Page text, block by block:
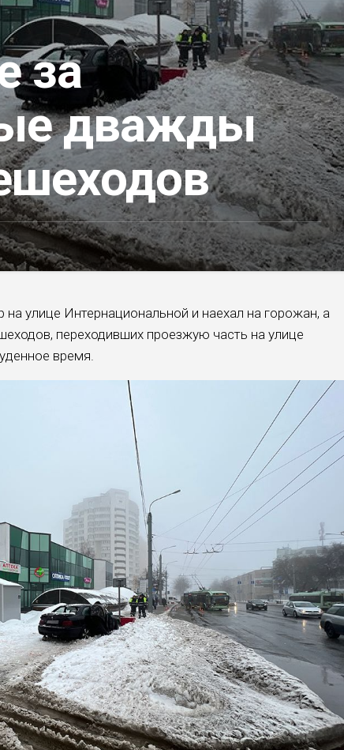
за
дважды
на улице Интернациональной и наехал на горожан, а
переходивших проезжую часть на улице
время.